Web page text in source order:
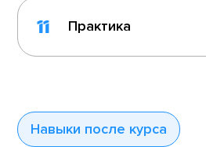
11 Практика
Навыки после курса